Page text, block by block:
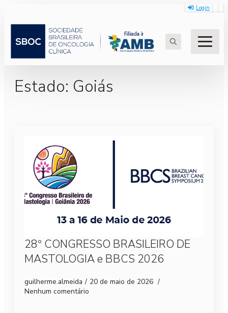
Login
for:
Estado: Goiás
28º CONGRESSO BRASILEIRO DE
MASTOLOGIA e BBCS 2026
guilherme.almeida
20 de maio de 2026
Nenhum comentário